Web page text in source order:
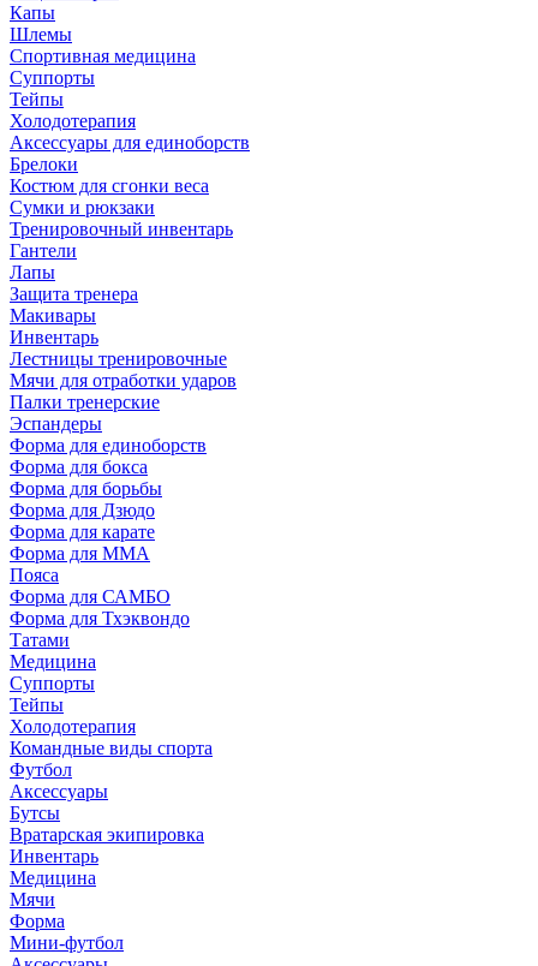
Капы
Шлемы
Спортивная медицина
Суппорты
Тейпы
Холодотерапия
Аксессуары для единоборств
Брелоки
Костюм для сгонки веса
Сумки и рюкзаки
Тренировочный инвентарь
Гантели
Лапы
Защита тренера
Макивары
Инвентарь
Лестницы тренировочные
Мячи для отработки ударов
Палки тренерские
Эспандеры
Форма для единоборств
Форма для бокса
Форма для борьбы
Форма для Дзюдо
Форма для карате
Форма для MMA
Пояса
Форма для САМБО
Форма для Тхэквондо
Татами
Медицина
Суппорты
Тейпы
Холодотерапия
Командные виды спорта
Футбол
Аксессуары
Бутсы
Вратарская экипировка
Инвентарь
Медицина
Мячи
Форма
Мини-футбол